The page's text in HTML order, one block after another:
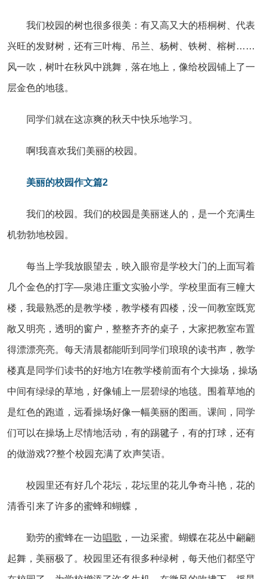
我们校园的树也很多很美：有又高又大的梧桐树、代表
兴旺的发财树，还有三叶梅、吊兰、杨树、铁树、榕树……
风一吹，树叶在秋风中跳舞，落在地上，像给校园铺上了一
层金色的地毯。
同学们就在这凉爽的秋天中快乐地学习。
啊!我喜欢我们美丽的校园。
美丽的校园作文篇2
我们的校园。我们的校园是美丽迷人的，是一个充满生
机勃勃地校园。
每当上学我放眼望去，映入眼帘是学校大门的上面写着
几个金色的打字—泉港庄重文实验小学。学校里面有三幢大
楼，我最熟悉的是教学楼，教学楼有四楼，没一间教室既宽
敞又明亮，透明的窗户，整整齐齐的桌子，大家把教室布置
得漂漂亮亮。每天清晨都能听到同学们琅琅的读书声，教学
楼真是同学们读书的好地方!在教学楼前面有个大操场，操场
中间有绿绿的草地，好像铺上一层碧绿的地毯。围着草地的
是红色的跑道，远看操场好像一幅美丽的图画。课间，同学
们可以在操场上尽情地活动，有的踢毽子，有的打球，还有
的做游戏??整个校园充满了欢声笑语。
校园里还有好几个花坛，花坛里的花儿争奇斗艳，花的
清香引来了许多的蜜蜂和蝴蝶，
勤劳的蜜蜂在一边唱歌 ，一边采蜜。蝴蝶在花丛中翩翩
起舞，美丽极了。校园里还有很多种绿树，每天他们都坚守